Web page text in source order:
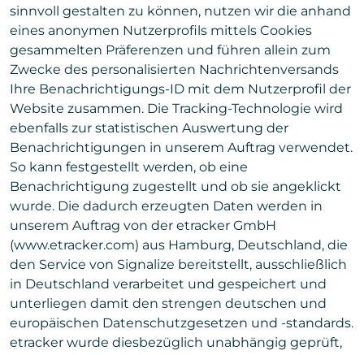
sinnvoll gestalten zu können, nutzen wir die anhand
eines anonymen Nutzerprofils mittels Cookies
gesammelten Präferenzen und führen allein zum
Zwecke des personalisierten Nachrichtenversands
Ihre Benachrichtigungs-ID mit dem Nutzerprofil der
Website zusammen. Die Tracking-Technologie wird
ebenfalls zur statistischen Auswertung der
Benachrichtigungen in unserem Auftrag verwendet.
So kann festgestellt werden, ob eine
Benachrichtigung zugestellt und ob sie angeklickt
wurde. Die dadurch erzeugten Daten werden in
unserem Auftrag von der etracker GmbH
(www.etracker.com) aus Hamburg, Deutschland, die
den Service von Signalize bereitstellt, ausschließlich
in Deutschland verarbeitet und gespeichert und
unterliegen damit den strengen deutschen und
europäischen Datenschutzgesetzen und -standards.
etracker wurde diesbezüglich unabhängig geprüft,